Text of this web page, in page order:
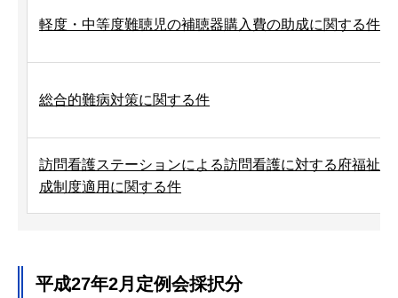
軽度・中等度難聴児の補聴器購入費の助成に関する件
総合的難病対策に関する件
訪問看護ステーションによる訪問看護に対する府福祉医
成制度適用に関する件
平成27年2月定例会採択分